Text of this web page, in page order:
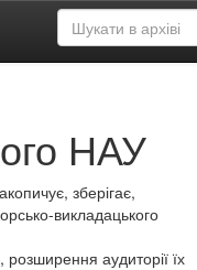
НАУ
зберігає,
викладацького
аудиторії їх